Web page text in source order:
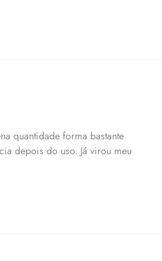
quantidade forma bastante
depois do uso. Já virou meu